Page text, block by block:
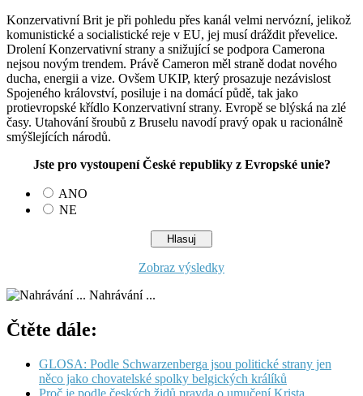
Konzervativní Brit je při pohledu přes kanál velmi nervózní, jelikož
komunistické a socialistické reje v EU, jej musí dráždit převelice.
Drolení Konzervativní strany a snižující se podpora Camerona
nejsou novým trendem. Právě Cameron měl straně dodat nového
ducha, energii a vize. Ovšem UKIP, který prosazuje nezávislost
Spojeného království, posiluje i na domácí půdě, tak jako
protievropské křídlo Konzervativní strany. Evropě se blýská na zlé
časy. Utahování šroubů z Bruselu navodí pravý opak u racionálně
smýšlejících národů.
Jste pro vystoupení České republiky z Evropské unie?
ANO
NE
Zobraz výsledky
Nahrávání ...
Čtěte dále:
GLOSA: Podle Schwarzenberga jsou politické strany jen
něco jako chovatelské spolky belgických králíků
Proč je podle českých židů pravda o umučení Krista